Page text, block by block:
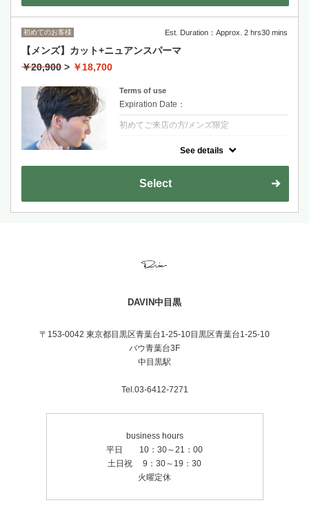
初めてのお客様 Est. Duration：Approx. 2 hrs30 mins
【メンズ】カット+ニュアンスパーマ
￥20,900 > ￥18,700
Terms of use
Expiration Date：
初めてご来店の方/メンズ限定
ーマ
金山永周+2200
RYOHEI+2200
See details
Select
DAVIN中目黒
〒153-0042 東京都目黒区青葉台1-25-10目黒区青葉台1-25-10
バウ青葉台3F
中目黒駅
Tel.03-6412-7271
business hours
平日 10：30～21：00
土日祝 9：30～19：30
火曜定休